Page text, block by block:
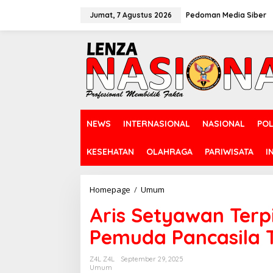
Jumat, 7 Agustus 2026 Pedoman Media Siber
NEWS INTERNASIONAL NASIONAL
KESEHATAN OLAHRAGA PARIWISATA
Homepage / Umum
i
s
S
e
t
Aris Setyawan
Pemuda Pancasila
Z4L Z4L
September 29, 2025
Umum